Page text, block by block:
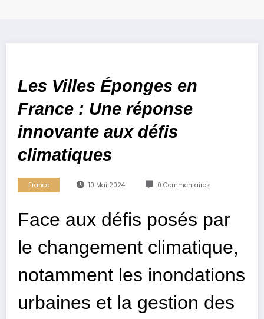
Les Villes Éponges en
France : Une réponse
innovante aux défis
climatiques
France 10 Mai 2024 0 Commentaires
Face aux défis posés par
le changement climatique,
notamment les inondations
urbaines et la gestion des